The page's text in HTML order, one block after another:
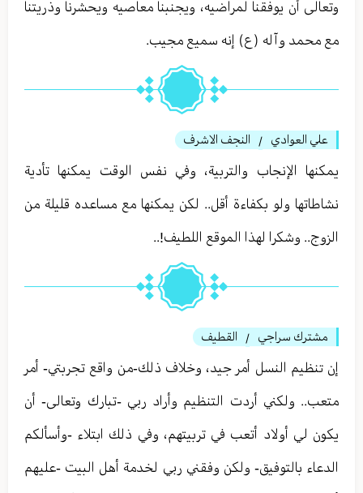
وتعالى أن يوفقنا لمراضيه، ويجنبنا معاصيه ويحشرنا وذريتنا
مع محمد وآله (ع) إنه سميع مجيب.
علي العوادي / النجف الاشرف
يمكنها الإنجاب والتربية، وفي نفس الوقت يمكنها تأدية
نشاطاتها ولو بكفاءة أقل.. لكن يمكنها مع مساعده قليلة من
الزوج.. وشكرا لهذا الموقع اللطيف!..
مشترك سراجي / القطيف
إن تنظيم النسل أمر جيد، وخلاف ذلك-من واقع تجربتي- أمر
متعب.. ولكني أردت التنظيم وأراد ربي -تبارك وتعالى- أن
يكون لي أولاد أتعب في تربيتهم، وفي ذلك ابتلاء -وأسألكم
الدعاء بالتوفيق- ولكن وفقني ربي لخدمة أهل البيت -عليهم